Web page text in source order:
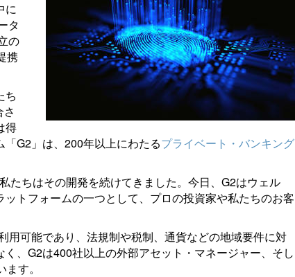
に
タ
の
携
ち
得
G2」は、200年以上にわたるプライベート・バンキング
たちはその開発を続けてきました。今日、G2はウェル
トフォームの一つとして、プロの投資家や私たちのお客
用可能であり、法規制や税制、通貨などの地域要件に対
、G2は400社以上の外部アセット・マネージャー、そし
す。